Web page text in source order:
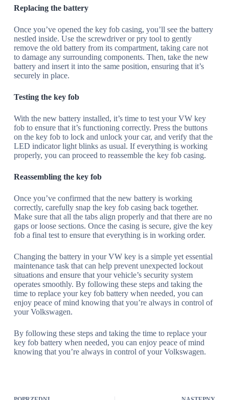
Replacing the battery
Once you’ve opened the key fob casing, you’ll see the battery
nestled inside. Use the screwdriver or pry tool to gently
remove the old battery from its compartment, taking care not
to damage any surrounding components. Then, take the new
battery and insert it into the same position, ensuring that it’s
securely in place.
Testing the key fob
With the new battery installed, it’s time to test your VW key
fob to ensure that it’s functioning correctly. Press the buttons
on the key fob to lock and unlock your car, and verify that the
LED indicator light blinks as usual. If everything is working
properly, you can proceed to reassemble the key fob casing.
Reassembling the key fob
Once you’ve confirmed that the new battery is working
correctly, carefully snap the key fob casing back together.
Make sure that all the tabs align properly and that there are no
gaps or loose sections. Once the casing is secure, give the key
fob a final test to ensure that everything is in working order.
Changing the battery in your VW key is a simple yet essential
maintenance task that can help prevent unexpected lockout
situations and ensure that your vehicle’s security system
operates smoothly. By following these steps and taking the
time to replace your key fob battery when needed, you can
enjoy peace of mind knowing that you’re always in control of
your Volkswagen.
By following these steps and taking the time to replace your
key fob battery when needed, you can enjoy peace of mind
knowing that you’re always in control of your Volkswagen.